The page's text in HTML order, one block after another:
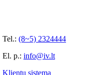
Tel.: (8~5) 2324444
El. p.: info@iv.lt
Klientų sistema